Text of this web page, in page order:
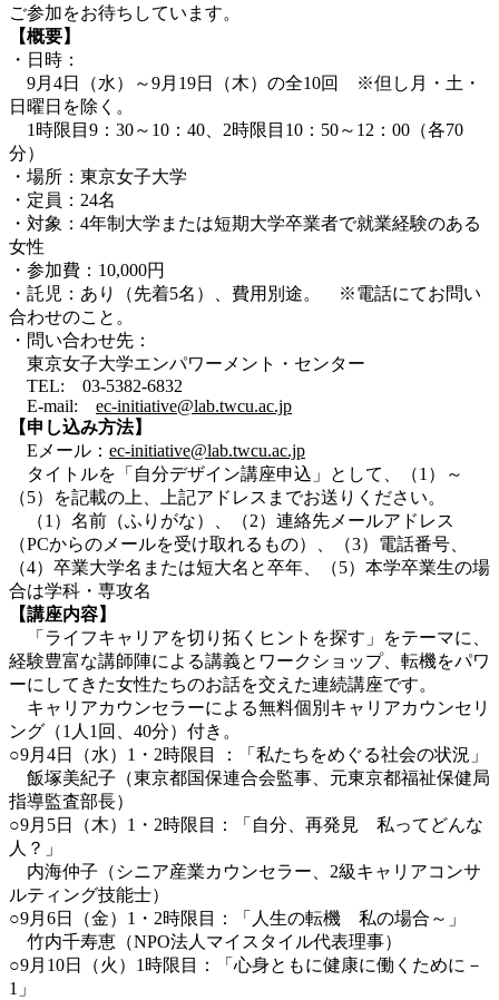
ご参加をお待ちしています。
【概要】
・日時：
9月4日（水）～9月19日（木）の全10回 ※但し月・土・
日曜日を除く。
1時限目9：30～10：40、2時限目10：50～12：00（各70
分）
・場所：東京女子大学
・定員：24名
・対象：4年制大学または短期大学卒業者で就業経験のある
女性
・参加費：10,000円
・託児：あり（先着5名）、費用別途。 ※電話にてお問い
合わせのこと。
・問い合わせ先：
東京女子大学エンパワーメント・センター
TEL: 03-5382-6832
E-mail: ec-initiative@lab.twcu.ac.jp
【申し込み方法】
Eメール： ec-initiative@lab.twcu.ac.jp
タイトルを「自分デザイン講座申込」として、（1）～
（5）を記載の上、上記アドレスまでお送りください。
（1）名前（ふりがな）、（2）連絡先メールアドレス
（PCからのメールを受け取れるもの）、（3）電話番号、
（4）卒業大学名または短大名と卒年、（5）本学卒業生の場
合は学科・専攻名
【講座内容】
「ライフキャリアを切り拓くヒントを探す」をテーマに、
経験豊富な講師陣による講義とワークショップ、転機をパワ
ーにしてきた女性たちのお話を交えた連続講座です。
キャリアカウンセラーによる無料個別キャリアカウンセリ
ング（1人1回、40分）付き。
○9月4日（水）1・2時限目 ：「私たちをめぐる社会の状況」
飯塚美紀子（東京都国保連合会監事、元東京都福祉保健局
指導監査部長）
○9月5日（木）1・2時限目：「自分、再発見 私ってどんな
人？」
内海仲子（シニア産業カウンセラー、2級キャリアコンサ
ルティング技能士）
○9月6日（金）1・2時限目：「人生の転機 私の場合～」
竹内千寿恵（NPO法人マイスタイル代表理事）
○9月10日（火）1時限目：「心身ともに健康に働くために－
1」